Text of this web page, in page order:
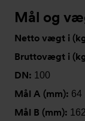
Mål og
Netto vægt i
Bruttovægt i
DN: 100
Mål A (mm): 64
Mål B (mm): 162